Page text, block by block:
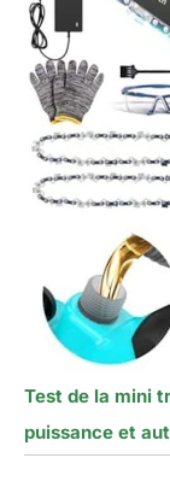
Test de la mini
puissance et